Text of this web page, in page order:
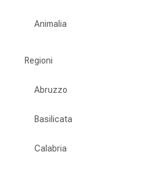
Animalia
Regioni
Abruzzo
Basilicata
Calabria